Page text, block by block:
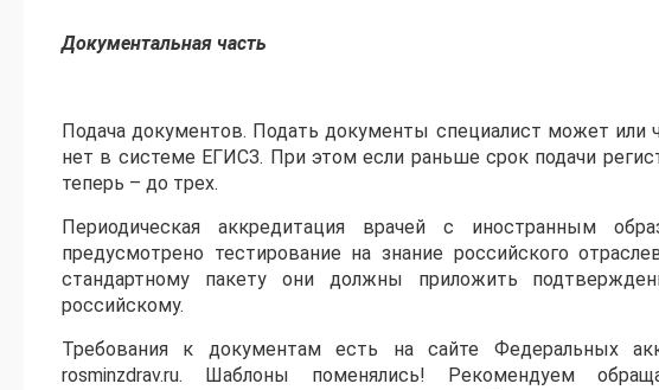
Документальная часть
Подача документов. Подать документы специалист может
нет в системе ЕГИСЗ. При этом если раньше срок подачи
теперь – до трех.
Периодическая аккредитация врачей с иностранным
предусмотрено тестирование на знание российского
стандартному пакету они должны приложить
российскому.
Требования к документам есть на сайте Федеральных
rosminzdrav.ru. Шаблоны поменялись! Рекомендуем